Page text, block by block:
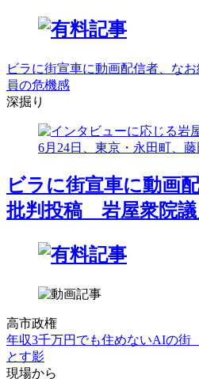
ビラに街宣車に動画配信者、な
員の危機感
深掘り
ビラに街宣車に動画
批判投稿 岩屋衆院議
高市政権
年収3千万円でも住めないAIの
とす影
現場から